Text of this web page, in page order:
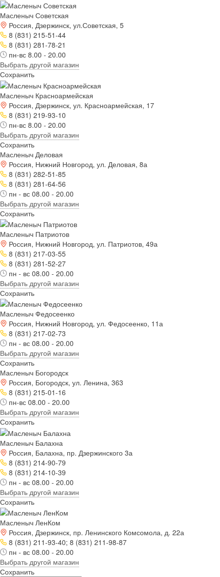
Масленыч Советская
Россия, Дзержинск, ул.Советская, 5
8 (831) 215-51-44
8 (831) 281-78-21
пн-вс 8.00 - 20.00
Выбрать другой магазин
Сохранить
Масленыч Красноармейская
Россия, Дзержинск, ул. Красноармейская, 17
8 (831) 219-93-10
пн-вс 8.00 - 20.00
Выбрать другой магазин
Сохранить
Масленыч Деловая
Россия, Нижний Новгород, ул. Деловая, 8а
8 (831) 282-51-85
8 (831) 281-64-56
пн - вс 08.00 - 20.00
Выбрать другой магазин
Сохранить
Масленыч Патриотов
Россия, Нижний Новгород, ул. Патриотов, 49а
8 (831) 217-03-55
8 (831) 281-52-27
пн - вс 08.00 - 20.00
Выбрать другой магазин
Сохранить
Масленыч Федосеенко
Россия, Нижний Новгород, ул. Федосеенко, 11а
8 (831) 217-02-73
пн - вс 08.00 - 20.00
Выбрать другой магазин
Сохранить
Масленыч Богородск
Россия, Богородск, ул. Ленина, 363
8 (831) 215-01-16
пн-вс 08.00 - 20.00
Выбрать другой магазин
Сохранить
Масленыч Балахна
Россия, Балахна, пр. Дзержинского 3а
8 (831) 214-90-79
8 (831) 214-10-39
пн - вс 08.00 - 20.00
Выбрать другой магазин
Сохранить
Масленыч ЛенКом
Россия, Дзержинск, пр. Ленинского Комсомола, д. 22а
8 (831) 211-93-40; 8 (831) 211-98-87
пн - вс 08.00 - 20.00
Выбрать другой магазин
Сохранить